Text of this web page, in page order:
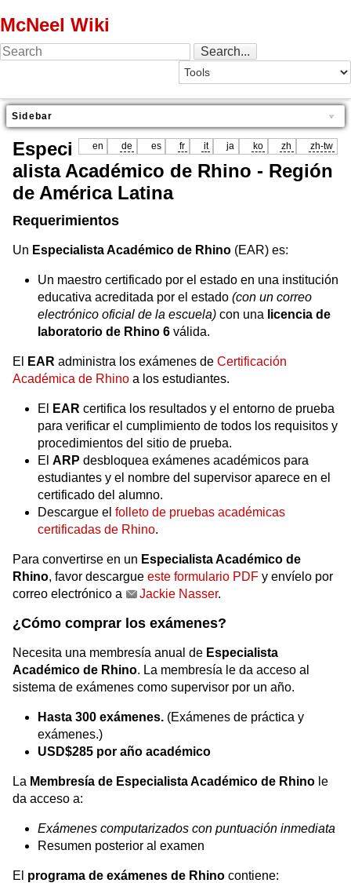
McNeel Wiki
Sidebar
en de es fr it ja ko zh zh-tw
Especi
alista Académico de Rhino - Región
de América Latina
Requerimientos
Un Especialista Académico de Rhino (EAR) es:
Un maestro certificado por el estado en una institución
educativa acreditada por el estado (con un correo
electrónico oficial de la escuela) con una licencia de
laboratorio de Rhino 6 válida.
El EAR administra los exámenes de Certificación
Académica de Rhino a los estudiantes.
El EAR certifica los resultados y el entorno de prueba
para verificar el cumplimiento de todos los requisitos y
procedimientos del sitio de prueba.
El ARP desbloquea exámenes académicos para
estudiantes y el nombre del supervisor aparece en el
certificado del alumno.
Descargue el folleto de pruebas académicas
certificadas de Rhino.
Para convertirse en un Especialista Académico de
Rhino, favor descargue este formulario PDF y envíelo por
correo electrónico a
Jackie Nasser.
¿Cómo comprar los exámenes?
Necesita una membresía anual de Especialista
Académico de Rhino. La membresía le da acceso al
sistema de exámenes como supervisor por un año.
Hasta 300 exámenes. (Exámenes de práctica y
exámenes.)
USD$285 por año académico
La Membresía de Especialista Académico de Rhino le
da acceso a:
Exámenes computarizados con puntuación inmediata
Resumen posterior al examen
El programa de exámenes de Rhino contiene: